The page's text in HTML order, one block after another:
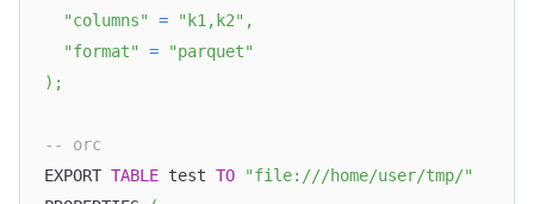
"columns"
= "k1,k2" ,
"format"
=
"parquet"
) ;
-- orc
EXPORT TABLE test TO
"file:///home/user/tmp/"